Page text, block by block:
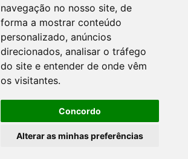
navegação no nosso site, de
forma a mostrar conteúdo
personalizado, anúncios
direcionados, analisar o tráfego
do site e entender de onde vêm
os visitantes.
Concordo
Alterar as minhas preferências
Adicionar ao carrinho